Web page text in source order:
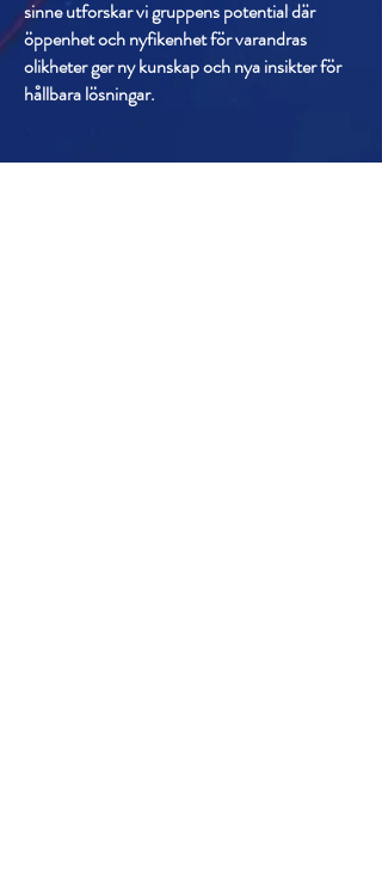
sinne utforskar vi gruppens potential där
öppenhet och nyfikenhet för varandras
olikheter ger ny kunskap och nya insikter för
hållbara lösningar.